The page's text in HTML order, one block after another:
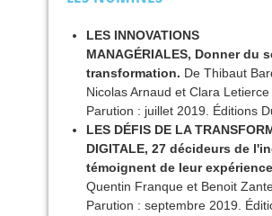
LES INNOVATIONS
MANAGÉRIALES, Donner du
transformation. De Thibaut
Nicolas Arnaud et Clara Letierce
Parution : juillet 2019. Éditions
LES DÉFIS DE LA
DIGITALE, 27 décideurs de
témoignent de leur
Quentin Franque et Benoit
Parution : septembre 2019.